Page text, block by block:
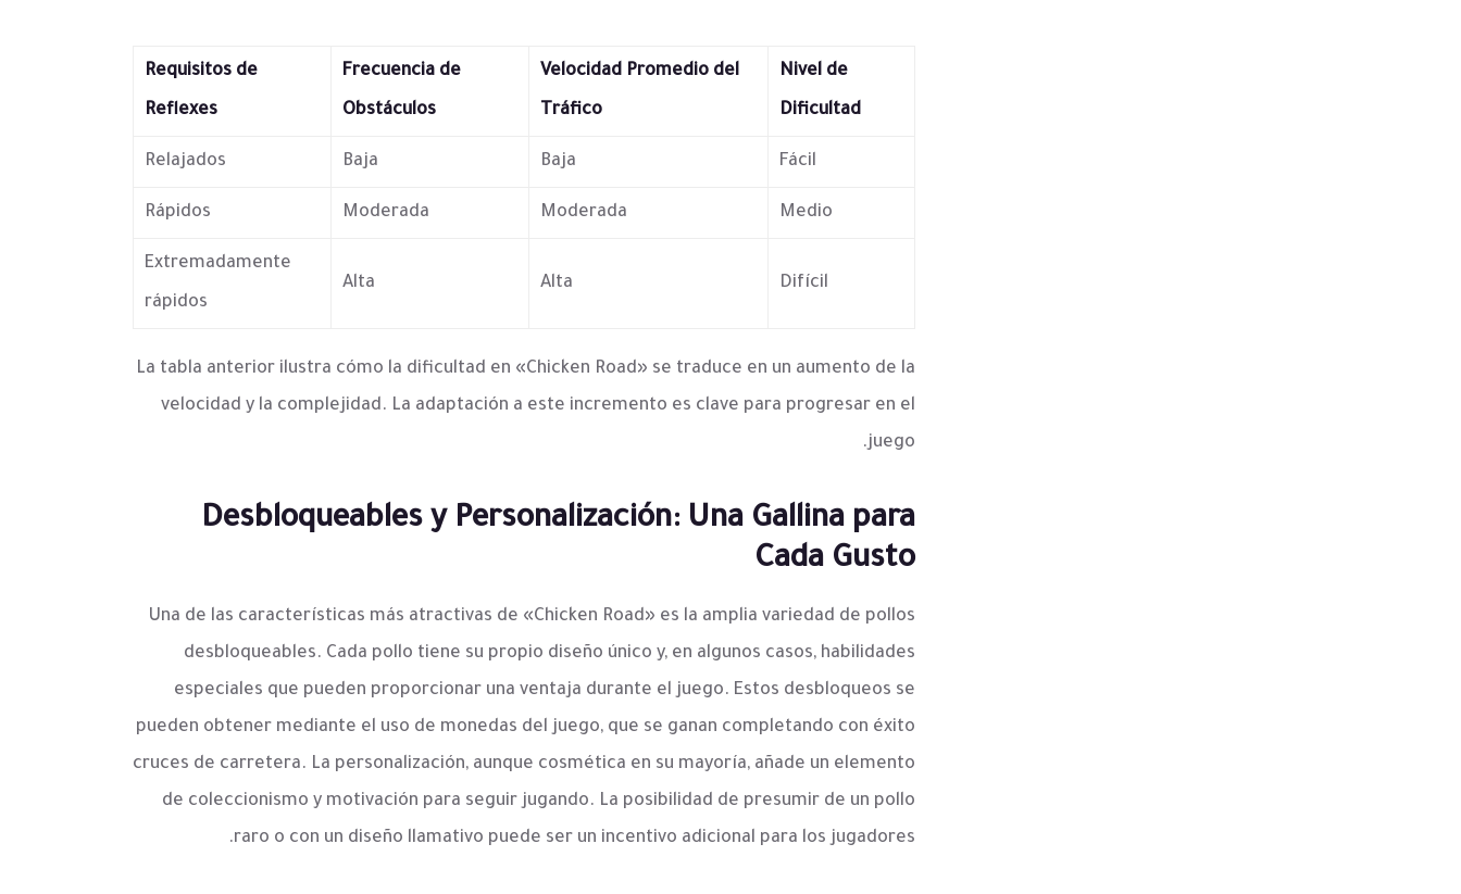
Nivel de
Dificultad
Velocidad Promedio del
Tráfico
Frecuencia de
Obstáculos
Requisitos de
Reflexes
Fácil
Baja
Baja
Relajados
Medio
Moderada
Moderada
Rápidos
Difícil
Alta
Alta
Extremadamente
rápidos
La tabla anterior ilustra cómo la dificultad en «Chicken Road» se traduce en un aumento de la
velocidad y la complejidad. La adaptación a este incremento es clave para progresar en el
juego.
Desbloqueables y Personalización: Una Gallina para
Cada Gusto
Una de las características más atractivas de «Chicken Road» es la amplia variedad de pollos
desbloqueables. Cada pollo tiene su propio diseño único y, en algunos casos, habilidades
especiales que pueden proporcionar una ventaja durante el juego. Estos desbloqueos se
pueden obtener mediante el uso de monedas del juego, que se ganan completando con éxito
cruces de carretera. La personalización, aunque cosmética en su mayoría, añade un elemento
de coleccionismo y motivación para seguir jugando. La posibilidad de presumir de un pollo
raro o con un diseño llamativo puede ser un incentivo adicional para los jugadores.